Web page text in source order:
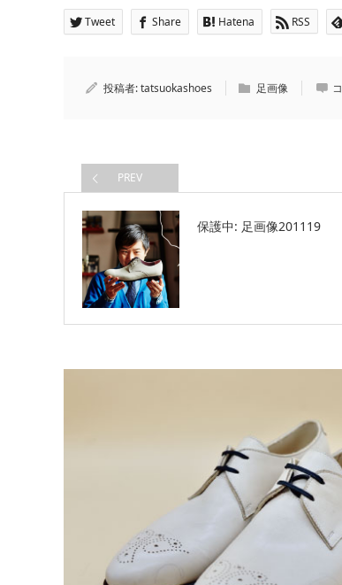
Tweet Share Hatena RSS
投稿者:tatsuokashoes 足画像
PREV
保護中: 足画像201119